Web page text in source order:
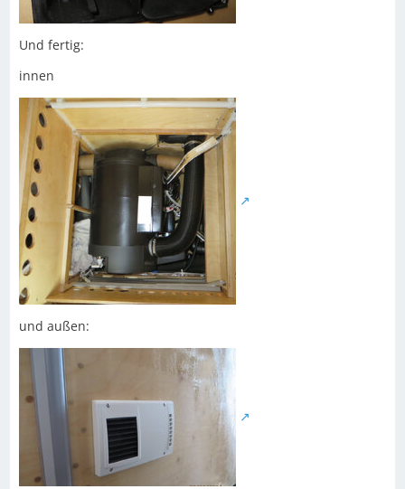
Und fertig:
innen
und außen: